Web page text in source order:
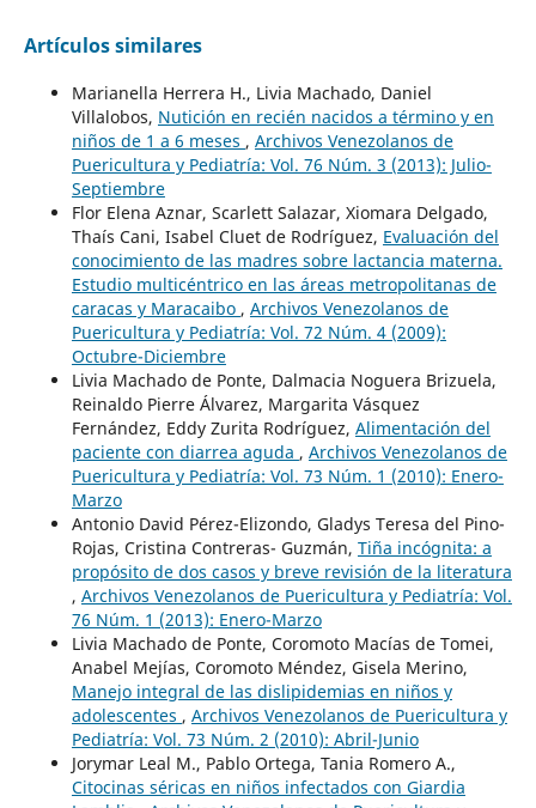
Artículos similares
Marianella Herrera H., Livia Machado, Daniel
Villalobos, Nutición en recién nacidos a término y en
niños de 1 a 6 meses , Archivos Venezolanos de
Puericultura y Pediatría: Vol. 76 Núm. 3 (2013): Julio-
Septiembre
Flor Elena Aznar, Scarlett Salazar, Xiomara Delgado,
Thaís Cani, Isabel Cluet de Rodríguez, Evaluación del
conocimiento de las madres sobre lactancia materna.
Estudio multicéntrico en las áreas metropolitanas de
caracas y Maracaibo , Archivos Venezolanos de
Puericultura y Pediatría: Vol. 72 Núm. 4 (2009):
Octubre-Diciembre
Livia Machado de Ponte, Dalmacia Noguera Brizuela,
Reinaldo Pierre Álvarez, Margarita Vásquez
Fernández, Eddy Zurita Rodríguez, Alimentación del
paciente con diarrea aguda , Archivos Venezolanos de
Puericultura y Pediatría: Vol. 73 Núm. 1 (2010): Enero-
Marzo
Antonio David Pérez-Elizondo, Gladys Teresa del Pino-
Rojas, Cristina Contreras- Guzmán, Tiña incógnita: a
propósito de dos casos y breve revisión de la literatura
, Archivos Venezolanos de Puericultura y Pediatría: Vol.
76 Núm. 1 (2013): Enero-Marzo
Livia Machado de Ponte, Coromoto Macías de Tomei,
Anabel Mejías, Coromoto Méndez, Gisela Merino,
Manejo integral de las dislipidemias en niños y
adolescentes , Archivos Venezolanos de Puericultura y
Pediatría: Vol. 73 Núm. 2 (2010): Abril-Junio
Jorymar Leal M., Pablo Ortega, Tania Romero A.,
Citocinas séricas en niños infectados con Giardia